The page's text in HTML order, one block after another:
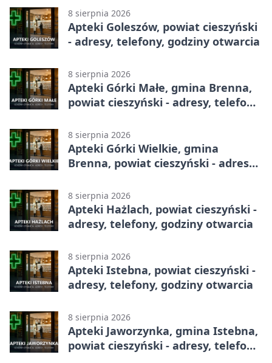
8 sierpnia 2026
Apteki Goleszów, powiat cieszyński
- adresy, telefony, godziny otwarcia
8 sierpnia 2026
Apteki Górki Małe, gmina Brenna,
powiat cieszyński - adresy, telefony,
8 sierpnia 2026
Apteki Górki Wielkie, gmina
Brenna, powiat cieszyński - adresy,
8 sierpnia 2026
Apteki Hażlach, powiat cieszyński -
adresy, telefony, godziny otwarcia
8 sierpnia 2026
Apteki Istebna, powiat cieszyński -
adresy, telefony, godziny otwarcia
8 sierpnia 2026
Apteki Jaworzynka, gmina Istebna,
powiat cieszyński - adresy, telefony,